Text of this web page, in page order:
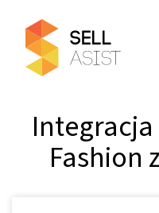
Fashion